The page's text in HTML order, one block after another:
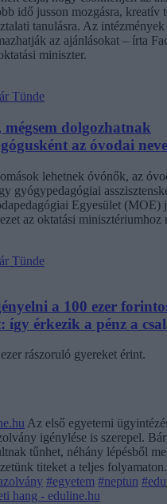
idő jusson mozgásra, kreatív
tanulásra. Az
az ajánlásokat – írta
miniszter.
Tünde
dolgozhatnak
az óvodai
lehetnek óvónők, az
gyógypedagógiai
Egyesület (MOE)
az oktatási minisztériumhoz
Tünde
a 100 ezer
így érkezik a pénz a
rászoruló gyereket érint.
Az első egyetemi
igénylése is szerepel.
tűnhet, néhány lépésből
titeket a teljes
#egyetem #neptun
hang - eduline.hu